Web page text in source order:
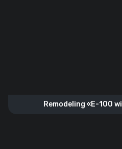
Remodeling «E-100